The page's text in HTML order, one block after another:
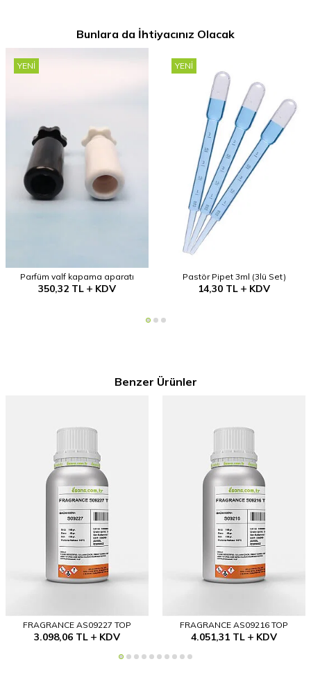
Bunlara da İhtiyacınız Olacak
YENI
Parfüm valf kapama aparatı
350,32TL KDV
YENI
Pastör Pipet 3ml (3lü Set)
14,30 TL KDV
Benzer Ürünler
FRAGRANCE AS09227 TOP
3.098,06TL KDV
FRAGRANCE AS09216 TOP
4.051,31 TL KDV